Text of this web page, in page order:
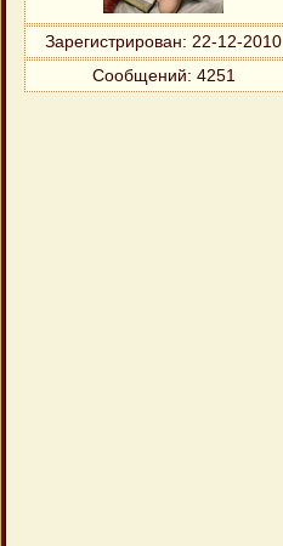
Зарегистрирован: 22-12-2010
Сообщений: 4251